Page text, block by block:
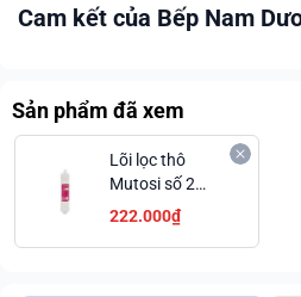
Cam kết của Bếp Nam
Sản phẩm đã xem
Lõi lọc thô
Mutosi số 2
OCB-GAC 10
inch thay nhanh
222.000₫